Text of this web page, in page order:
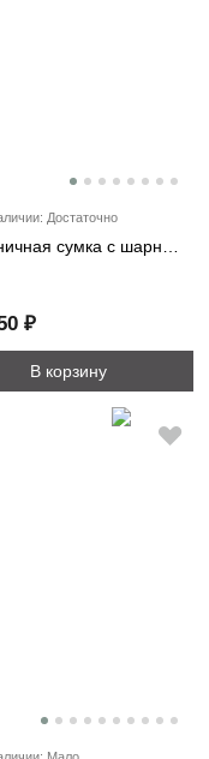
Достаточно
₽
В корзину